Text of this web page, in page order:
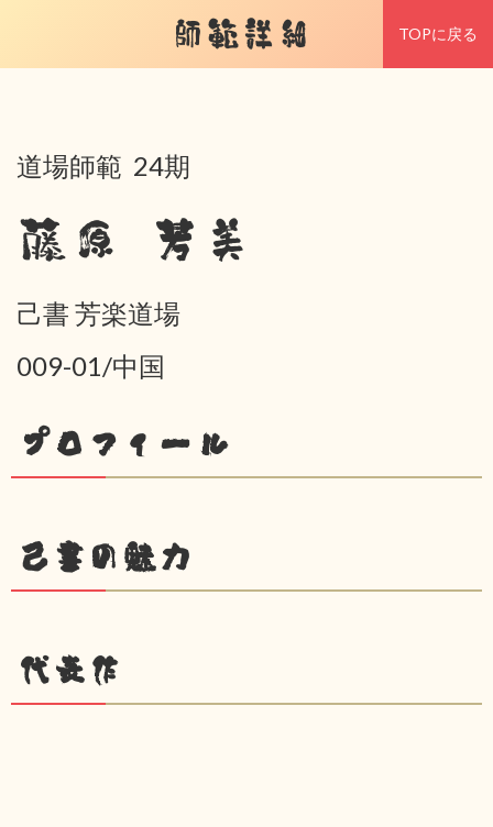
師範詳細 TOPに戻る
道場師範 24期
藤原 芳美
己書 芳楽道場
009-01/中国
プロフィール
己書の魅力
代表作